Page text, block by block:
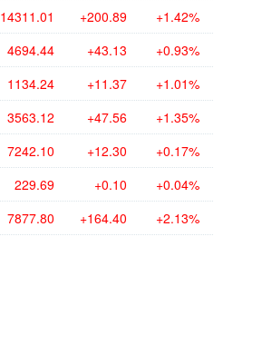
14311.01 +200.89 +1.42%
4694.44 +43.13 +0.93%
1134.24 +11.37 +1.01%
3563.12 +47.56 +1.35%
7242.10 +12.30 +0.17%
229.69 +0.10 +0.04%
7877.80 +164.40 +2.13%